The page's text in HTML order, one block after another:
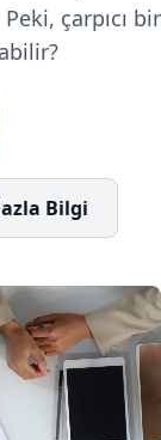
çarpıcı bir
Bilgi